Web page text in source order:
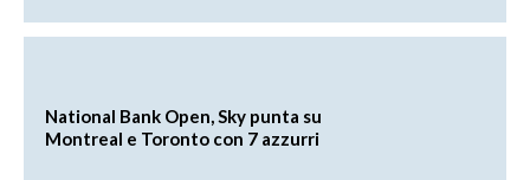
National Bank Open, Sky punta su
Montreal e Toronto con 7 azzurri